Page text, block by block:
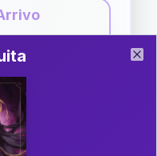
Coppia
alla newsletter
Libro